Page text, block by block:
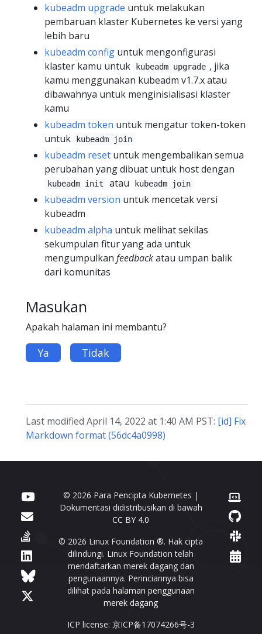
kubeadm upgrade untuk melakukan
pembaruan klaster Kubernetes ke versi yang
lebih baru
kubeadm config untuk mengonfigurasi
klaster kamu untuk
kubeadm upgrade , jika
kamu menggunakan kubeadm v1.7.x atau
dibawahnya untuk menginisialisasi klaster
kamu
kubeadm token untuk mengatur token-token
untuk
kubeadm join
kubeadm reset untuk mengembalikan semua
perubahan yang dibuat untuk host dengan
kubeadm init atau kubeadm join
kubeadm version untuk mencetak versi
kubeadm
kubeadm alpha untuk melihat sekilas
sekumpulan fitur yang ada untuk
mengumpulkan feedbackatau umpan balik
dari komunitas
Masukan
Apakah halaman ini membantu?
Ya Tidak
Last modified April 14, 2022 at 1:40 AM PST: [id] Fix
Markdown format (56dc4a0998)
© 2026 Para Pencipta Kubernetes |
Dokumentasi didistribusikan di bawah
CC BY 4.0
© 2026 Linux Foundation ®. Hak cipta
dilindungi. Linux Foundation telah
mendaftarkan merek dagang dan
pengunaannya. Perinciannya bisa
dilihat pada halaman penggunaan
merek dagang
ICP license: 京ICP备17074266号-3